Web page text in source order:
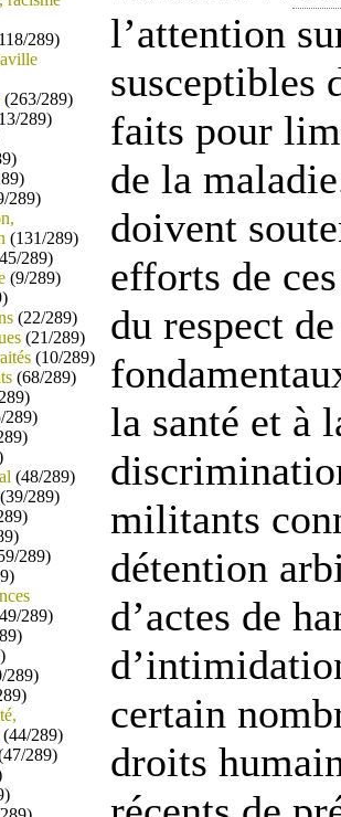
289)
(263/289)
289)
289)
(131/289)
289)
(9/289)
(22/289)
(21/289)
(10/289)
(68/289)
289)
(48/289)
(39/289)
289)
289)
289)
(44/289)
289)
l’attention
susceptibles
faits pour
de la
doivent
efforts de
du respect
la santé et à
militants
détention
d’actes de
certain
droits